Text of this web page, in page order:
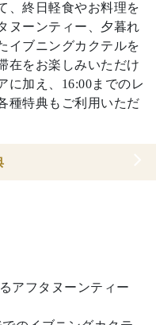
、終日軽食やお料理を
ヌーンティー、夕暮れ
イブニングカクテルを
在をお楽しみいただけ
に加え、16:00までのレ
種特典もご利用いただ
アフタヌーンティー